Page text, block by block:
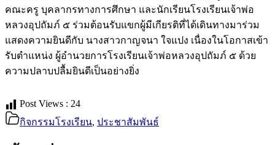
คณะครู บุคลากรทางการศึกษา และนักเรียนโรงเรียนเจ้าพ่อ
หลวงอุปถัมภ์ ๕ ร่วมต้อนรับแขกผู้มีเกียรติที่ได้เดินทางมาร่วม
แสดงความยินดีกับ นางสาวกาญจนา ใจแปง เนื่องในโอกาสเข้า
รับตำแหน่ง ผู้อำนวยการโรงเรียนเจ้าพ่อหลวงอุปถัมภ์ ๕ ด้วย
ความปลาบปลื้มยินดีเป็นอย่างยิ่ง
Post Views : 24
กิจกรรมโรงเรียน, ประชาสัมพันธ์